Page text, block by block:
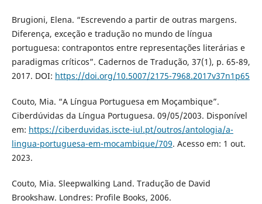
Brugioni, Elena. “Escrevendo a partir de outras margens.
Diferença, exceção e tradução no mundo de língua
portuguesa: contrapontos entre representações literárias e
paradigmas críticos”. Cadernos de Tradução, 37(1), p. 65-89,
2017. DOI: https://doi.org/10.5007/2175-7968.2017v37n1p65
Couto, Mia. “A Língua Portuguesa em Moçambique”.
Ciberdúvidas da Língua Portuguesa. 09/05/2003. Disponível
em: https://ciberduvidas.iscte-iul.pt/outros/antologia/a-
lingua-portuguesa-em-mocambique/709. Acesso em: 1 out.
2023.
Couto, Mia. Sleepwalking Land. Tradução de David
Brookshaw. Londres: Profile Books, 2006.